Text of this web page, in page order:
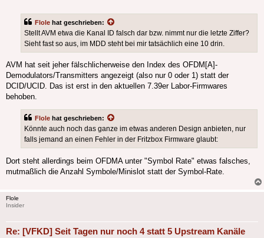
Flole hat geschrieben:
Stellt AVM etwa die Kanal ID falsch dar bzw. nimmt nur die letzte Ziffer?
Sieht fast so aus, im MDD steht bei mir tatsächlich eine 10 drin.
AVM hat seit jeher fälschlicherweise den Index des OFDM[A]-
Demodulators/Transmitters angezeigt (also nur 0 oder 1) statt der
DCID/UCID. Das ist erst in den aktuellen 7.39er Labor-Firmwares
behoben.
Flole hat geschrieben:
Könnte auch noch das ganze im etwas anderen Design anbieten, nur
falls jemand an einen Fehler in der Fritzbox Firmware glaubt:
Dort steht allerdings beim OFDMA unter "Symbol Rate" etwas falsches,
mutmaßlich die Anzahl Symbole/Minislot statt der Symbol-Rate.
Flole
Insider
Re: [VFKD] Seit Tagen nur noch 4 statt 5 Upstream Kanäle